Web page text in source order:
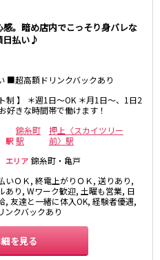
。暗め店内でこっそり身バレな
日払い♪
■超高額ドリンクバックあり
制 】 ＊週1日～OK ＊月1日～、1日2
好きな時間帯で働けます！
駅
錦糸町
駅
押上〈スカイツリー
前〉駅
エリア 錦糸町・亀戸
いＯＫ, 終電上がりＯＫ, 送りあり,
あり, Wワーク歓迎, 土曜も営業, 日
, 友達と一緒に体入OK, 経験者優遇,
ンクバックあり
を見る
沢駅
公園駅
駅
駅
駅